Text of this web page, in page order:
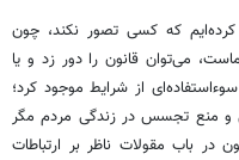
که کسی تصور نکند، چون
می‌توان قانون را دور زد و یا
از شرایط موجود کرد؛
اصل ۲۵ قانون اساسی و منع تجسس در زندگی مردم مگر
در باب مقولات ناظر بر ارتباطات